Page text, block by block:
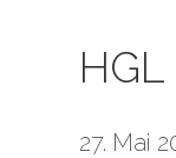
27. Mai